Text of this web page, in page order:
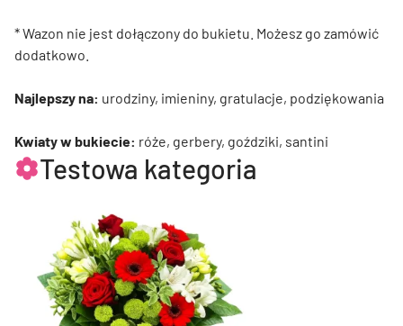
* Wazon nie jest dołączony do bukietu. Możesz go zamówić
dodatkowo.
Najlepszy na: urodziny, imieniny, gratulacje, podziękowania
Kwiaty w bukiecie: róże, gerbery, goździki, santini
Testowa kategoria